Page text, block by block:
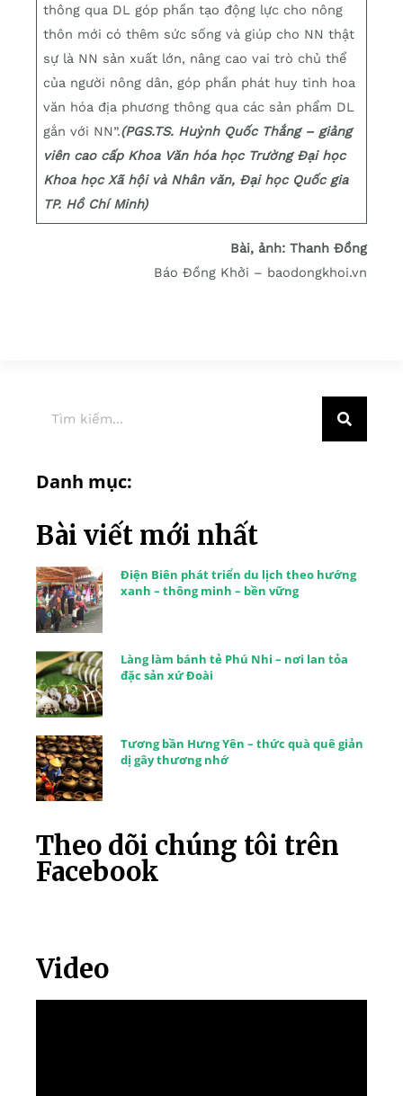
thông qua DL góp phần tạo động lực cho nông
thôn mới có thêm sức sống và giúp cho NN thật
sự là NN sản xuất lớn, nâng cao vai trò chủ thể
của người nông dân, góp phần phát huy tinh hoa
văn hóa địa phương thông qua các sản phẩm DL
gắn với NN”.(PGS.TS. Huỳnh Quốc Thắng – giảng
viên cao cấp Khoa Văn hóa học Trường Đại học
Khoa học Xã hội và Nhân văn, Đại học Quốc gia
TP. Hồ Chí Minh)
Bài, ảnh: Thanh Đồng
Báo Đồng Khởi – baodongkhoi.vn
Danh mục:
Bài viết mới nhất
Điện Biên phát triển du lịch theo hướng
xanh – thông minh – bền vững
Làng làm bánh tẻ Phú Nhi – nơi lan tỏa
đặc sản xứ Đoài
Tương bần Hưng Yên – thức quà quê giản
dị gây thương nhớ
Theo dõi chúng tôi trên
Facebook
Video